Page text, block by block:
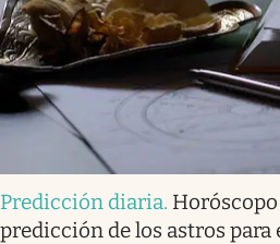
Predicción diaria.
predicción de los astros para